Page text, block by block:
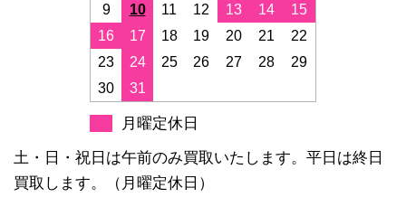
9
10 11 12 13 14
15
16
17 18 19 20 21
22
23
24 25 26 27 28
29
30
31
月曜定休日
土・日・祝日は午前のみ買取いたします。平日は終日
買取します。（月曜定休日）